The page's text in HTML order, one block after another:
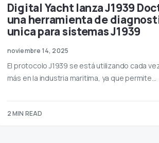
Digital Yacht lanza J1939
una herramienta de
unica para sistemas J1939
noviembre 14, 2025
El protocolo J1939 se está utilizando cada
más en la industria maritima, ya que permite…
2 MIN READ